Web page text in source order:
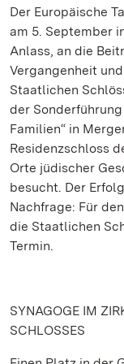
Der Europäische
am 5. September
Anlass, an die
Vergangenheit
Staatlichen
der
Familien“ in
Residenzschloss
Orte jüdischer
besucht. Der
Nachfrage: Für
die Staatlichen
Termin.
SYNAGOGE IM
SCHLOSSES